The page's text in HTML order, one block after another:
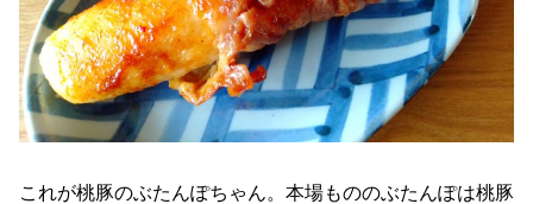
これが桃豚のぶたんぽちゃん。本場もののぶたんぽは桃豚